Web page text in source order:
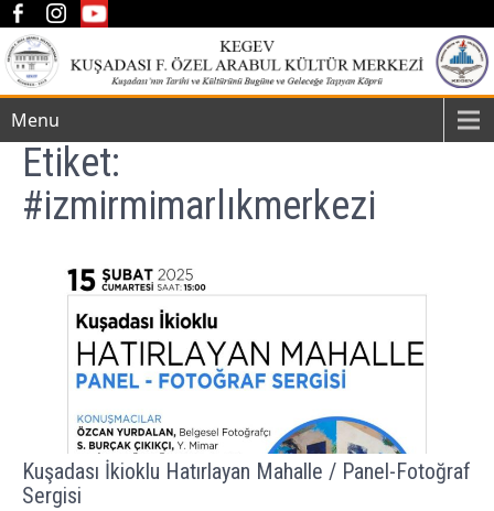
Menu
Etiket:
#izmirmimarlıkmerkezi
Kuşadası İkioklu Hatırlayan Mahalle / Panel-Fotoğraf
Sergisi